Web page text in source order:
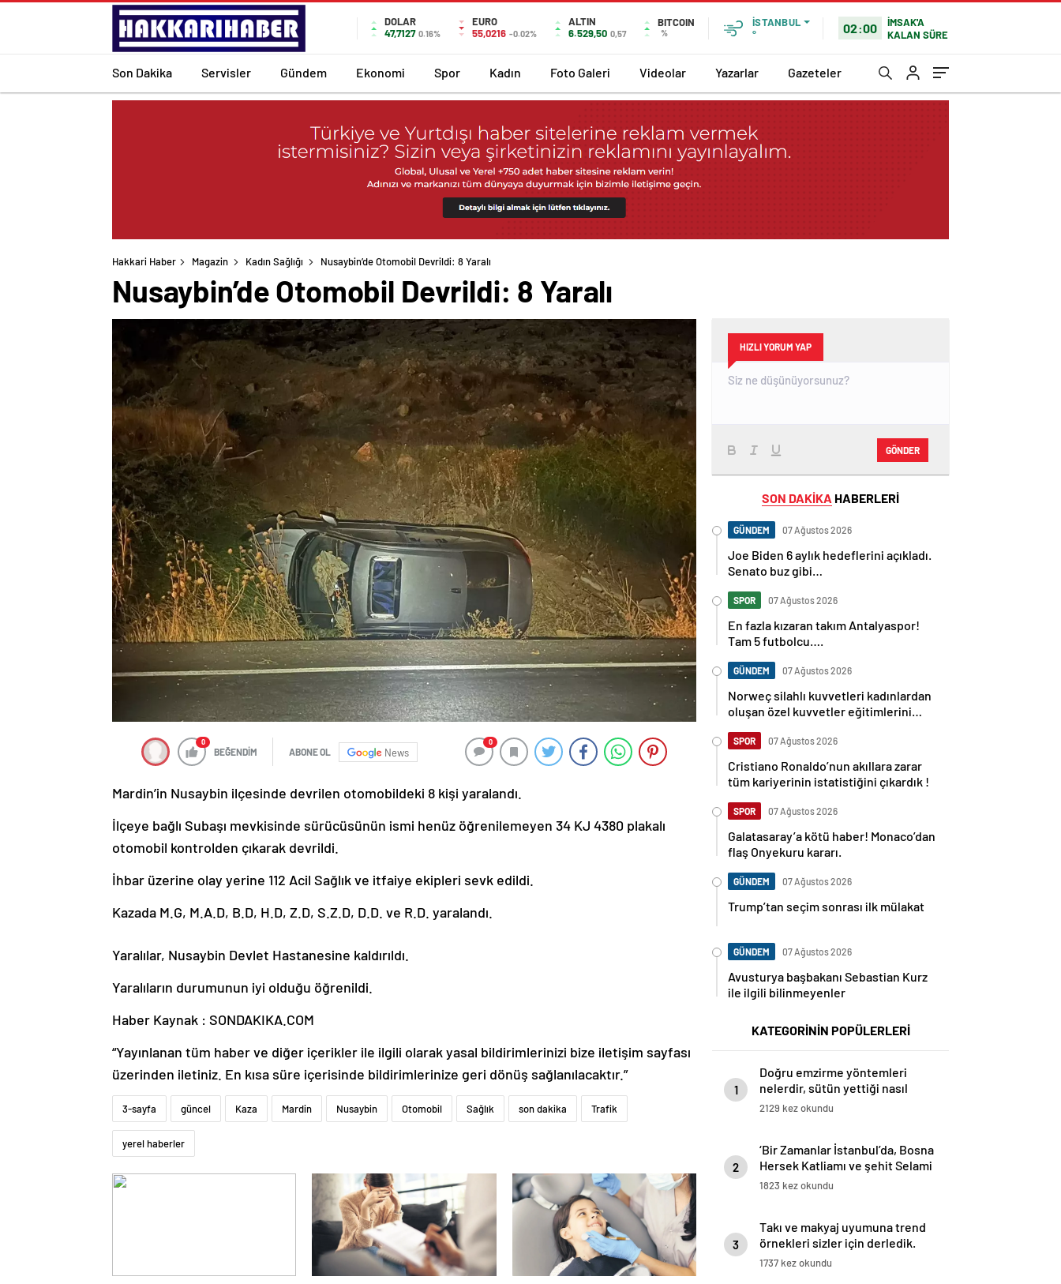
DOLAR
47,7127 0.16%
EURO
55,0216 -0.02%
ALTIN
6.529,50 0,57
BITCOIN
%
İSTANBUL
°
02:00
İMSAK'A
KALAN SÜRE
Son Dakika Servisler Gündem Ekonomi Spor Kadın Foto Galeri Videolar Yazarlar Gazeteler
Hakkari Haber Magazin Kadın Sağlığı Nusaybin’de Otomobil Devrildi: 8 Yaralı
Nusaybin’de Otomobil Devrildi: 8 Yaralı
0
BEĞENDİM ABONE OL News
0
Mardin’in Nusaybin ilçesinde devrilen otomobildeki 8 kişi yaralandı.
İlçeye bağlı Subaşı mevkisinde sürücüsünün ismi henüz öğrenilemeyen 34 KJ 4380 plakalı
otomobil kontrolden çıkarak devrildi.
İhbar üzerine olay yerine 112 Acil Sağlık ve itfaiye ekipleri sevk edildi.
Kazada M.G, M.A.D, B.D, H.D, Z.D, S.Z.D, D.D. ve R.D. yaralandı.
Yaralılar, Nusaybin Devlet Hastanesine kaldırıldı.
Yaralıların durumunun iyi olduğu öğrenildi.
Haber Kaynak : SONDAKIKA.COM
“Yayınlanan tüm haber ve diğer içerikler ile ilgili olarak yasal bildirimlerinizi bize iletişim sayfası
üzerinden iletiniz. En kısa süre içerisinde bildirimlerinize geri dönüş sağlanılacaktır.”
3-sayfa güncel Kaza Mardin Nusaybin Otomobil Sağlık son dakika Trafik
yerel haberler
HIZLI YORUM YAP
GÖNDER
SON DAKİKA HABERLERİ
GÜNDEM 07 Ağustos 2026
Joe Biden 6 aylık hedeflerini açıkladı.
Senato buz gibi…
SPOR 07 Ağustos 2026
En fazla kızaran takım Antalyaspor!
Tam 5 futbolcu….
GÜNDEM 07 Ağustos 2026
Norweç silahlı kuvvetleri kadınlardan
oluşan özel kuvvetler eğitimlerini
SPOR 07 Ağustos 2026
Cristiano Ronaldo’nun akıllara zarar
tüm kariyerinin istatistiğini çıkardık !
SPOR 07 Ağustos 2026
Galatasaray’a kötü haber! Monaco’dan
flaş Onyekuru kararı.
GÜNDEM 07 Ağustos 2026
Trump’tan seçim sonrası ilk mülakat
GÜNDEM 07 Ağustos 2026
Avusturya başbakanı Sebastian Kurz
ile ilgili bilinmeyenler
KATEGORİNİN POPÜLERLERİ
1
Doğru emzirme yöntemleri
nelerdir, sütün yettiği nasıl
anlaşılır?
2129 kez okundu
2
‘Bir Zamanlar İstanbul’da, Bosna
Hersek Katliamı ve şehit Selami
Yurdan unutulmadı
1823 kez okundu
3
Takı ve makyaj uyumuna trend
örnekleri sizler için derledik.
1737 kez okundu